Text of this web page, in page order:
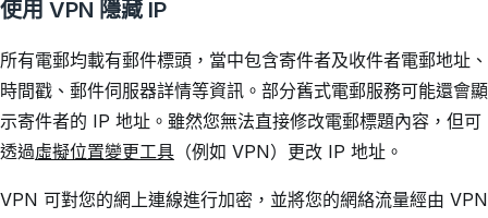
使用 VPN 隱藏 IP
所有電郵均載有郵件標頭，當中包含寄件者及收件者電郵地址、
時間戳、郵件伺服器詳情等資訊。部分舊式電郵服務可能還會顯
示寄件者的 IP 地址。雖然您無法直接修改電郵標題內容，但可
透過虛擬位置變更工具（例如 VPN）更改 IP 地址。
VPN 可對您的網上連線進行加密，並將您的網絡流量經由 VPN